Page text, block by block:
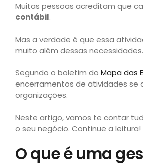
Muitas pessoas acreditam que
contábil.
Mas a verdade é que essa
muito além dessas necessidades.
Segundo o boletim do Mapa das
encerramentos de atividades
organizações.
Neste artigo, vamos te contar
o seu negócio. Continue a leitura!
O que é uma